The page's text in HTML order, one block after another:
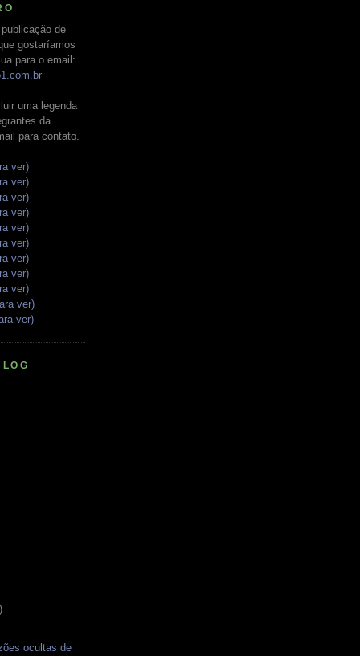
de
gostaríamos
para o email:
uma legenda
da
para contato.
ver)
ver)
ver)
ver)
ver)
ver)
ver)
ver)
ver)
ver)
ver)
ocultas de